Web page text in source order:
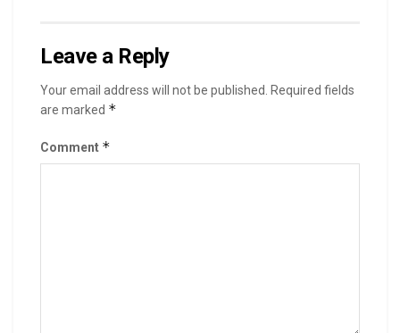
Leave a Reply
Your email address will not be published.
Required fields
are marked *
Comment *